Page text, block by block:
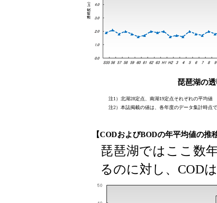
琵琶湖の
注1）北湖28定点、南湖19定点それぞれの平均値
注2）本誌掲載の値は、各年度のデータ集計時点
【CODおよびBODの年平均値の推
琵琶湖ではここ数
るのに対し、COD